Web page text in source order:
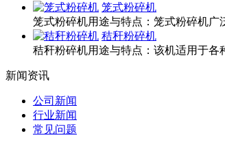
笼式粉碎机
笼式粉碎机用途与特点：笼式粉碎机广
秸秆粉碎机
秸秆粉碎机用途与特点：该机适用于各
新闻资讯
公司新闻
行业新闻
常见问题